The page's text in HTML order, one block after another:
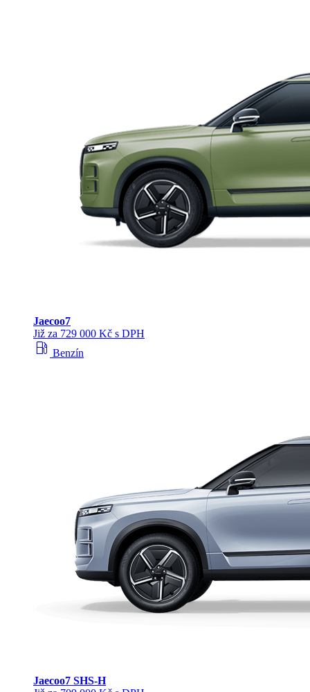
Jaecoo7
Již za 729 000 Kč s DPH
local_gas_station Benzín
Jaecoo7 SHS-H